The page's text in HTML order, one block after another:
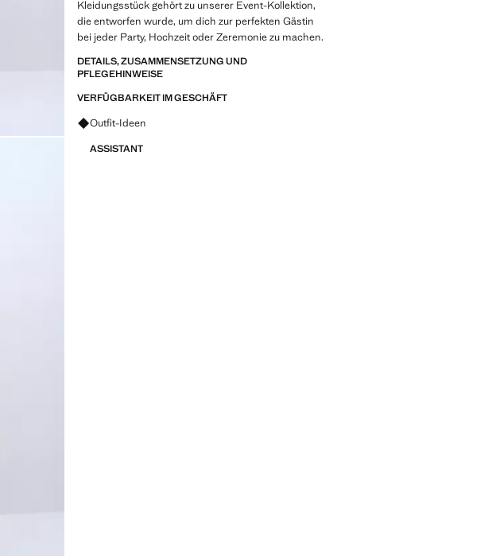
Kleidungsstück gehört zu unserer Event-Kollektion,
die entworfen wurde, um dich zur perfekten Gästin
bei jeder Party, Hochzeit oder Zeremonie zu machen.
DETAILS, ZUSAMMENSETZUNG UND
PFLEGEHINWEISE
VERFÜGBARKEIT IM GESCHÄFT
Fragen zu Looks, Kleidungsstücken und Trends
Outfit-Ideen
ASSISTANT